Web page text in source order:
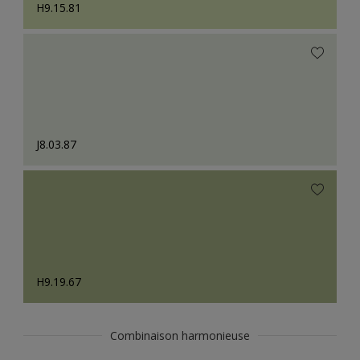
H9.15.81
J8.03.87
H9.19.67
Combinaison harmonieuse